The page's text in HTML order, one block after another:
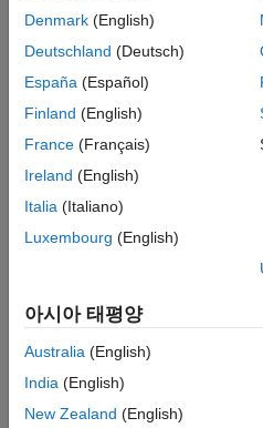
Denmark (English)
Deutschland (Deutsch)
España (Español)
Finland (English)
France (Français)
Ireland (English)
Italia (Italiano)
Luxembourg (English)
아시아 태평양
Australia (English)
India (English)
New Zealand (English)
신뢰 센터 등록 상표 개인
애플리케이션 상태
© 1994-2026 The MathWorks,